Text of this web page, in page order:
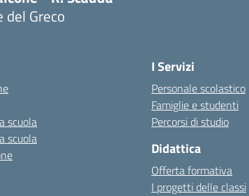
del Greco
scuola
scuola
I Servizi
Personale scolastico
Famiglie e studenti
Percorsi di studio
Didattica
Offerta formativa
I progetti delle classi